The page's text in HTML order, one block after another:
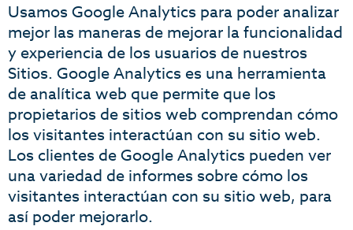
Usamos Google Analytics para poder analizar
mejor las maneras de mejorar la funcionalidad
y experiencia de los usuarios de nuestros
Sitios. Google Analytics es una herramienta
de analítica web que permite que los
propietarios de sitios web comprendan cómo
los visitantes interactúan con su sitio web.
Los clientes de Google Analytics pueden ver
una variedad de informes sobre cómo los
visitantes interactúan con su sitio web, para
así poder mejorarlo.